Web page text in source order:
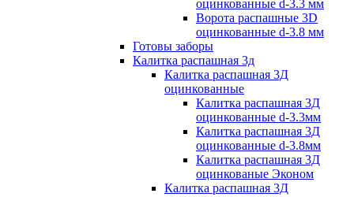
оцинкованные d-3.3 мм
Ворота распашные 3D
оцинкованные d-3.8 мм
Готовы заборы
Калитка распашная 3д
Калитка распашная 3Д
оцинкованные
Калитка распашная 3Д
оцинкованные d-3.3мм
Калитка распашная 3Д
оцинкованные d-3.8мм
Калитка распашная 3Д
оцинкованые Эконом
Калитка распашная 3Д